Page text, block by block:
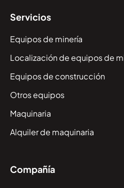
Servicios
Equipos de minería
Localización de equipos de
Equipos de construcción
Otros equipos
Maquinaria
Alquiler de maquinaria
Compañía